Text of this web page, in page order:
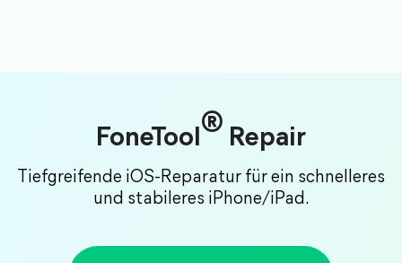
FoneTool® Repair
Tiefgreifende iOS-Reparatur für ein schnelleres
und stabileres iPhone/iPad.